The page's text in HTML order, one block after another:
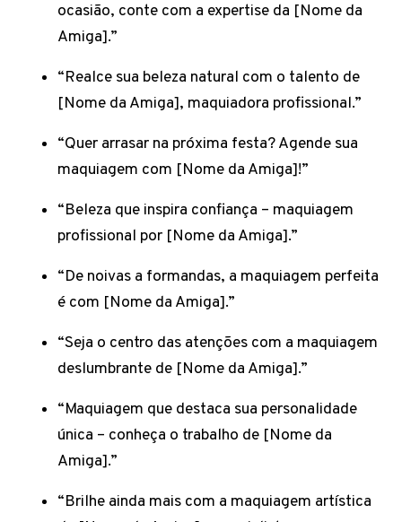
ocasião, conte com a expertise da [Nome da
Amiga].”
“Realce sua beleza natural com o talento de
[Nome da Amiga], maquiadora profissional.”
“Quer arrasar na próxima festa? Agende sua
maquiagem com [Nome da Amiga]!”
“Beleza que inspira confiança – maquiagem
profissional por [Nome da Amiga].”
“De noivas a formandas, a maquiagem perfeita
é com [Nome da Amiga].”
“Seja o centro das atenções com a maquiagem
deslumbrante de [Nome da Amiga].”
“Maquiagem que destaca sua personalidade
única – conheça o trabalho de [Nome da
Amiga].”
“Brilhe ainda mais com a maquiagem artística